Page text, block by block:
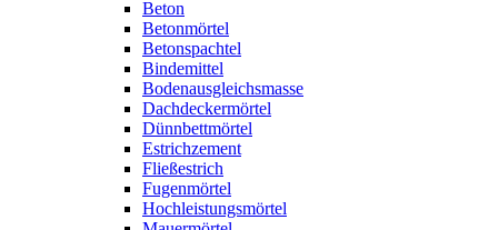
Beton
Betonmörtel
Betonspachtel
Bindemittel
Bodenausgleichsmasse
Dachdeckermörtel
Dünnbettmörtel
Estrichzement
Fließestrich
Fugenmörtel
Hochleistungsmörtel